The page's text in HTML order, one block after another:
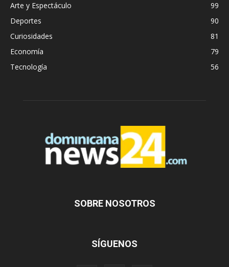
Arte y Espectáculo
99
Deportes
90
Curiosidades
81
Economía
79
Tecnología
56
SOBRE NOSOTROS
SÍGUENOS